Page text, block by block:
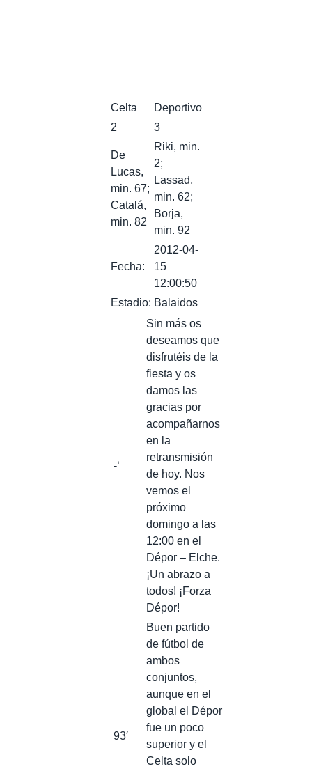
Celta
Deportivo
2
3
De
Lucas,
min. 67;
Catalá,
min. 82
Riki, min.
2;
Lassad,
min. 62;
Borja,
min. 92
Fecha:
2012-04-
15
12:00:50
Estadio: Balaidos
-‘
Sin más os
deseamos que
disfrutéis de la
fiesta y os
damos las
gracias por
acompañarnos
en la
retransmisión
de hoy. Nos
vemos el
próximo
domingo a las
12:00 en el
Dépor – Elche.
¡Un abrazo a
todos! ¡Forza
Dépor!
93′
Buen partido
de fútbol de
ambos
conjuntos,
aunque en el
global el Dépor
fue un poco
superior y el
Celta solo